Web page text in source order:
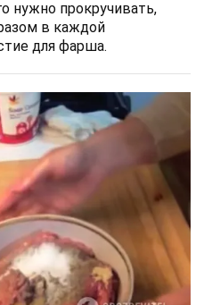
нужно прокручивать,
в каждой
для фарша.